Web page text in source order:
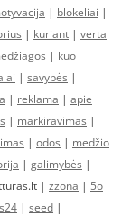
| blokeliai |
| kuriant | verta
| kuo
| savybės |
| reklama | apie
| markiravimas |
| odos | medžio
| galimybės |
| zzona | 5o
| seed |